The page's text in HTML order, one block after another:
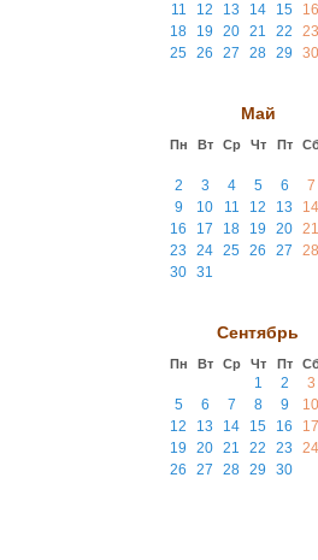
11
12 13 14 15
16
18
19 20 21 22
23
25
26 27 28 29 30
Май
Пн Вт Ср Чт Пт
2 3 4 5 6
7
9
10 11 12 13
14
16
17 18 19 20 21
23
24 25 26 27
28
30 31
Сентябрь
Пн Вт Ср Чт Пт
1 2
3
5
6 7 8 9
10
12
13 14 15 16
17
19
20 21 22 23
24
26
27 28 29 30